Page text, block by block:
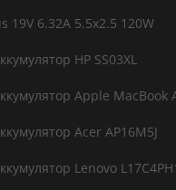
19V 6.32A 5.5x2.5 120W
HP SS03XL
Apple MacBook
Acer AP16M5J
Lenovo